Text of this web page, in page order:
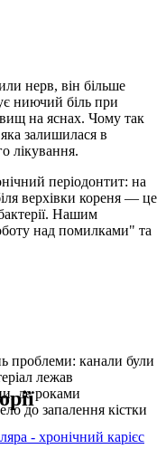
нерв, він більше
ниючий біль при
на яснах. Чому так
залишилася в
лікування.
періодонтит: на
верхівки кореня — це
Нашим
над помилками" та
проблеми: канали були
лежав
де роками
до запалення кістки